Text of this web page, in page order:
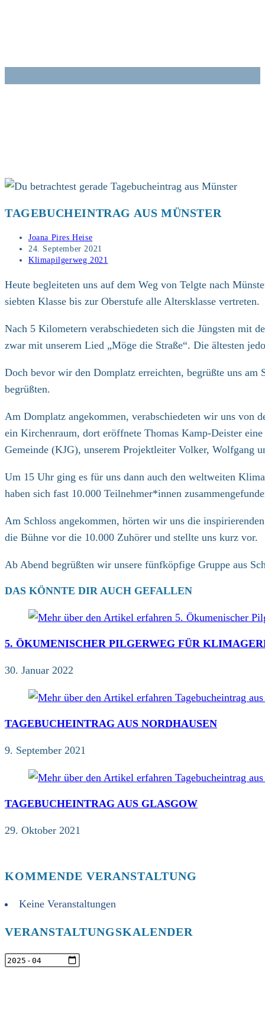
TAGEBUCHEINTRAG AUS MÜNSTER
Beitrags-
Autor:
Joana Pires Heise
Beitrag
veröffentlicht:
24. September 2021
Beitrags-
Klimapilgerweg 2021
Heute begleiteten uns auf dem Weg von Telgte nach
siebten Klasse bis zur Oberstufe alle Altersklasse vertreten.
Nach 5 Kilometern verabschiedeten sich die Jüngsten mit
zwar mit unserem Lied „Möge die Straße“. Die ältesten
Doch bevor wir den Domplatz erreichten, begrüßte uns
begrüßten.
Am Domplatz angekommen, verabschiedeten wir uns von
ein Kirchenraum, dort eröffnete Thomas Kamp-Deister
Gemeinde (KJG), unserem Projektleiter Volker, Wolfgang
Um 15 Uhr ging es für uns dann auch den weltweiten
haben sich fast 10.000 Teilnehmer*innen
Am Schloss angekommen, hörten wir uns die
die Bühne vor die 10.000 Zuhörer und stellte uns kurz vor.
Ab Abend begrüßten wir unsere fünfköpfige Gruppe aus
DAS KÖNNTE DIR AUCH GEFALLEN
5. ÖKUMENISCHER PILGERWEG FÜR
30. Januar 2022
TAGEBUCHEINTRAG AUS NORDHAUSEN
9. September 2021
TAGEBUCHEINTRAG AUS GLASGOW
29. Oktober 2021
KOMMENDE VERANSTALTUNG
Keine Veranstaltungen
VERANSTALTUNGSKALENDER